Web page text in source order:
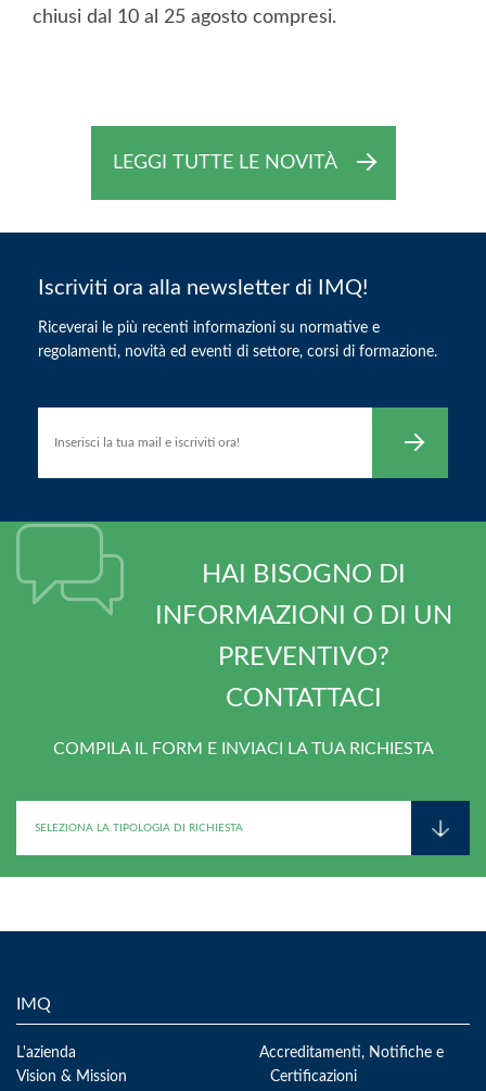
chiusi dal 10 al 25 agosto compresi.
LEGGI TUTTE LE NOVITÀ
Iscriviti ora alla newsletter di IMQ!
Riceverai le più recenti informazioni su normative e
regolamenti, novità ed eventi di settore, corsi di formazione.
HAI BISOGNO DI
INFORMAZIONI O DI UN
PREVENTIVO?
CONTATTACI
COMPILA IL FORM E INVIACI LA TUA RICHIESTA
IMQ
L'azienda
Vision & Mission
Accreditamenti, Notifiche e
Certificazioni